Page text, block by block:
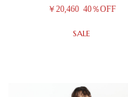
￥20,460 40％OFF
SALE